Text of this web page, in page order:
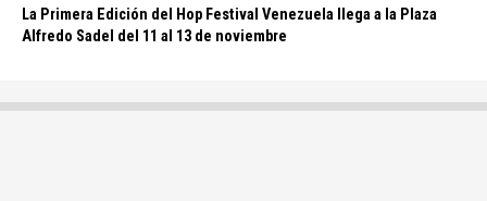
La Primera Edición del Hop Festival Venezuela llega a la Plaza
Alfredo Sadel del 11 al 13 de noviembre